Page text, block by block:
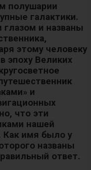
полушарии
галактики.
и названы
этому человеку
эпоху Великих
и
что эти
нашей
Как имя было у
названы
ответ.